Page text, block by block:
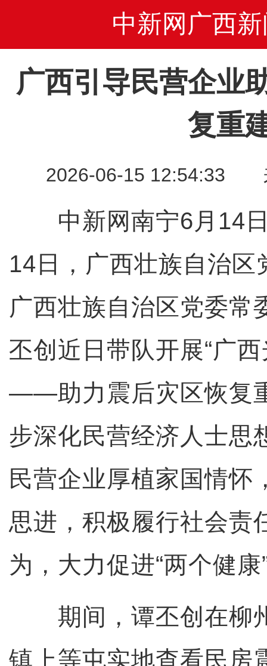
中新网广西新
广西引导民营企业
复重
2026-06-15 12:54:33
中新网南宁6月14日
14日，广西壮族自治区
广西壮族自治区党委常
丕创近日带队开展“广
——助力震后灾区恢复
步深化民营经济人士思
民营企业厚植家国情怀
思进，积极履行社会责
为，大力促进“两个健康
期间，谭丕创在柳
镇上等屯实地查看民房